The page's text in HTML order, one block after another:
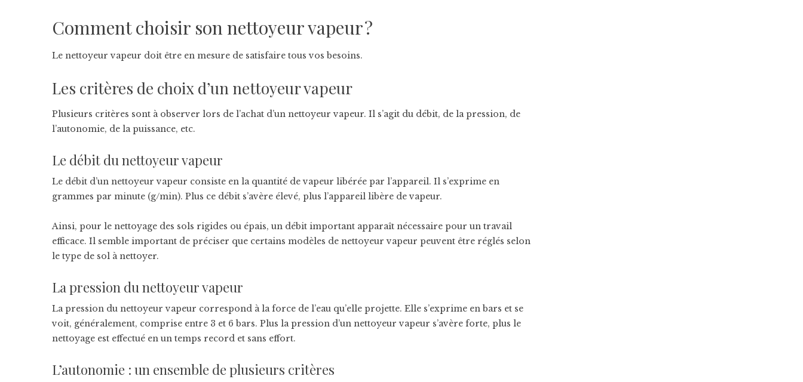
Comment choisir son nettoyeur vapeur ?
Le nettoyeur vapeur doit être en mesure de satisfaire tous vos besoins.
Les critères de choix d’un nettoyeur vapeur
Plusieurs critères sont à observer lors de l’achat d’un nettoyeur vapeur. Il s’agit du débit, de la pression, de
l’autonomie, de la puissance, etc.
Le débit du nettoyeur vapeur
Le débit d’un nettoyeur vapeur consiste en la quantité de vapeur libérée par l’appareil. Il s’exprime en
grammes par minute (g/min). Plus ce débit s’avère élevé, plus l’appareil libère de vapeur.
Ainsi, pour le nettoyage des sols rigides ou épais, un débit important apparaît nécessaire pour un travail
efficace. Il semble important de préciser que certains modèles de nettoyeur vapeur peuvent être réglés selon
le type de sol à nettoyer.
La pression du nettoyeur vapeur
La pression du nettoyeur vapeur correspond à la force de l’eau qu’elle projette. Elle s’exprime en bars et se
voit, généralement, comprise entre 3 et 6 bars. Plus la pression d’un nettoyeur vapeur s’avère forte, plus le
nettoyage est effectué en un temps record et sans effort.
L’autonomie : un ensemble de plusieurs critères